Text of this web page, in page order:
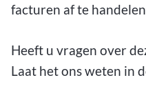
facturen af te
Heeft u vragen over
Laat het ons weten in